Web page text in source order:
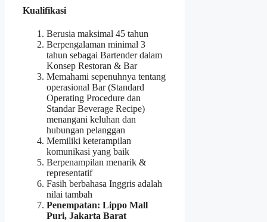
Kualifikasi
Berusia maksimal 45 tahun
Berpengalaman minimal 3
tahun sebagai Bartender dalam
Konsep Restoran & Bar
Memahami sepenuhnya tentang
operasional Bar (Standard
Operating Procedure dan
Standar Beverage Recipe)
menangani keluhan dan
hubungan pelanggan
Memiliki keterampilan
komunikasi yang baik
Berpenampilan menarik &
representatif
Fasih berbahasa Inggris adalah
nilai tambah
Penempatan: Lippo Mall
Puri, Jakarta Barat